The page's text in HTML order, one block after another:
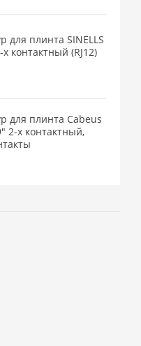
для плинта SINELLS
контактный (RJ12)
для плинта Cabeus
2-х контактный,